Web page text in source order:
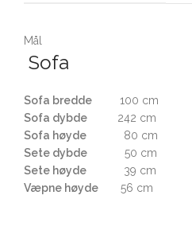
Mål
Sofa
Sofa bredde
100 cm
Sofa dybde
242 cm
Sofa høyde
80 cm
Sete dybde
50 cm
Sete høyde
39 cm
Væpne høyde 56 cm